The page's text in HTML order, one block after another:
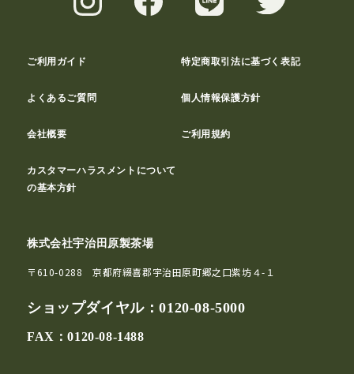
ご利用ガイド 特定商取引法に基づく表記
よくあるご質問 個人情報保護方針
会社概要 ご利用規約
カスタマーハラスメントについて
の基本方針
株式会社宇治田原製茶場
〒610-0288 京都府綴喜郡宇治田原町郷之口紫坊４-１
ショップダイヤル：0120-08-5000
FAX：0120-08-1488